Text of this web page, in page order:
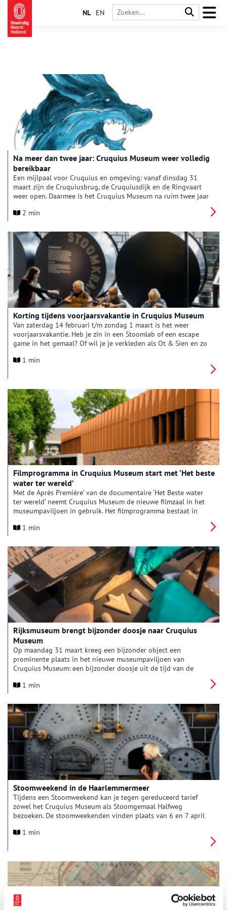
NL EN
Na meer dan twee jaar: Cruquius Museum weer volledig
bereikbaar
Een mijlpaal voor Cruquius en omgeving: vanaf dinsdag 31
maart zijn de Cruquiusbrug, de Cruquiusdijk en de Ringvaart
weer open. Daarmee is het Cruquius Museum na ruim twee jaar
de fiets én de boot.
2 min
Korting tijdens voorjaarsvakantie in Cruquius Museum
Van zaterdag 14 februari t/m zondag 1 maart is het weer
voorjaarsvakantie. Heb je zin in een Stoomlab of een escape
game in het gemaal? Of wil je je verkleden als Ot & Sien en zo
museumpaviljoen? Kom dan naar het Cruquius Museum. Er is
1 min
Filmprogramma in Cruquius Museum start met ‘Het beste
water ter wereld’
Met de Après Première’ van de documentaire ‘Het Beste water
ter wereld’ neemt Cruquius Museum de nieuwe filmzaal in het
museumpaviljoen in gebruik. Het filmprogramma bestaat in
de watergeschiedenis van Haarlemmermeer. De nieuwste
over het bijzondere verhaal van een geneeskrachtige bron in
Haarlemmermeer en internationaal kuuroord in Haarlem. De
filmzaal is tijdens de kerstvakantie open op 20, 22 Après
Première, 23, 28 en 29 december en 2 januari en vanaf 2026
enkele dagen per week.
1 min
Rijksmuseum brengt bijzonder doosje naar Cruquius
Museum
Op maandag 31 maart kreeg een bijzonder object een
prominente plaats in het nieuwe museumpaviljoen van
Cruquius Museum: een bijzonder doosje uit de tijd van de
1 min
Stoomweekend in de Haarlemmermeer
Tijdens een Stoomweekend kan je tegen gereduceerd tarief
zowel het Cruquius Museum als Stoomgemaal Halfweg
bezoeken. De stoomweekenden vinden plaats van 6 en 7 april
1 min